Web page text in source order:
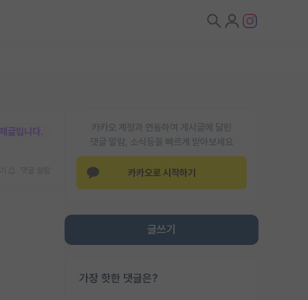
카카오 계정과 연동하여 게시글에 달린
댓글 알람, 소식등을 빠르게 받아보세요
카카오로 시작하기
글쓰기
가장 핫한 댓글은?
글입니다.